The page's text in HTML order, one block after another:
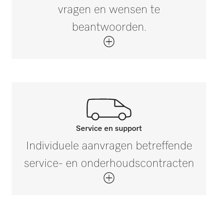
vragen en wensen te
beantwoorden.
Neem contact op met onze
experts.
nodig hebben, neem dan contact met ons
Service en support
Individuele aanvragen betreffende
service- en onderhoudscontracten